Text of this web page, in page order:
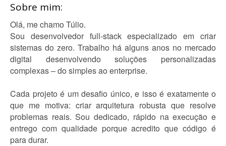
Sobre mim:
Olá, me chamo Túlio.
Sou desenvolvedor full-stack especializado em criar
sistemas do zero. Trabalho há alguns anos no mercado
digital desenvolvendo soluções personalizadas
complexas – do simples ao enterprise.
Cada projeto é um desafio único, e isso é exatamente o
que me motiva: criar arquitetura robusta que resolve
problemas reais. Sou dedicado, rápido na execução e
entrego com qualidade porque acredito que código é
para durar.